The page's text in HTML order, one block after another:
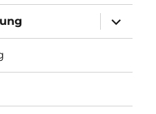
öffnen